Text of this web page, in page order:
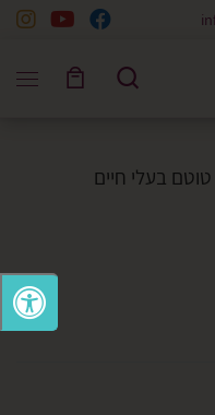
Skip to content
Search
טוטם בעלי חיים